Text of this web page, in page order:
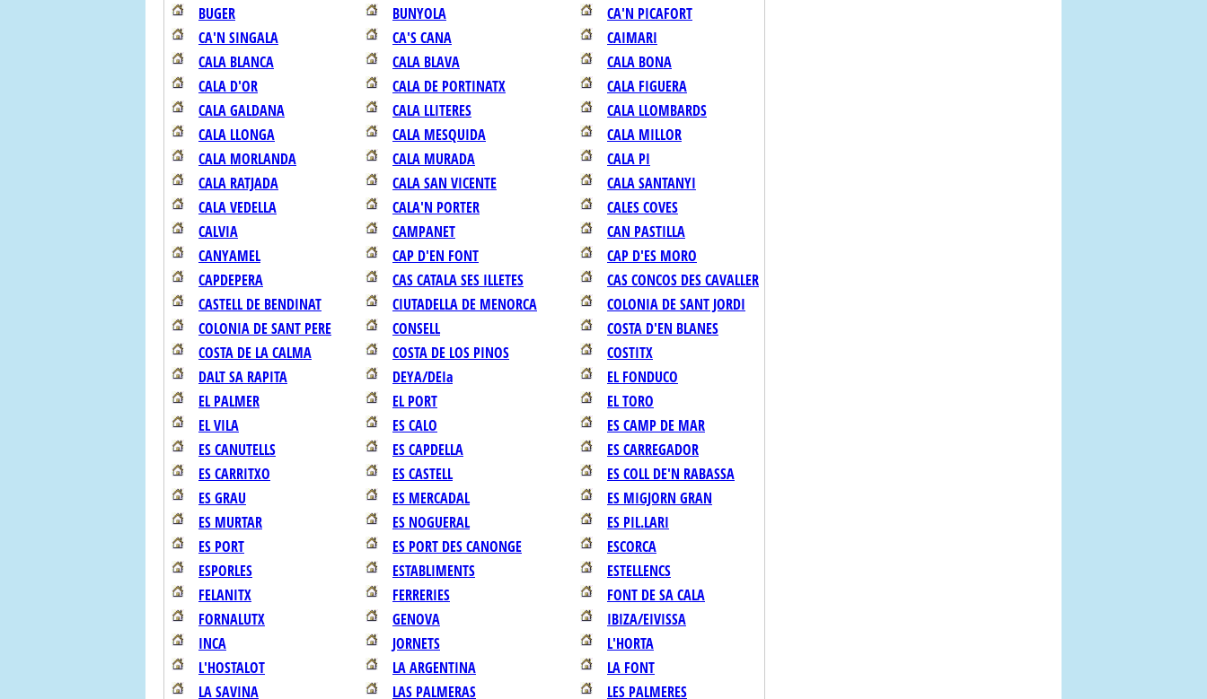
BUGER
BUNYOLA
CA'N PICAFORT
CA'N SINGALA
CA'S CANA
CAIMARI
CALA BLANCA
CALA BLAVA
CALA BONA
CALA D'OR
CALA DE PORTINATX
CALA FIGUERA
CALA GALDANA
CALA LLITERES
CALA LLOMBARDS
CALA LLONGA
CALA MESQUIDA
CALA MILLOR
CALA MORLANDA
CALA MURADA
CALA PI
CALA RATJADA
CALA SAN VICENTE
CALA SANTANYI
CALA VEDELLA
CALA'N PORTER
CALES COVES
CALVIA
CAMPANET
CAN PASTILLA
CANYAMEL
CAP D'EN FONT
CAP D'ES MORO
CAPDEPERA
CAS CATALA SES ILLETES
CAS CONCOS DES CAVALLER
CASTELL DE BENDINAT
CIUTADELLA DE MENORCA
COLONIA DE SANT JORDI
COLONIA DE SANT PERE
CONSELL
COSTA D'EN BLANES
COSTA DE LA CALMA
COSTA DE LOS PINOS
COSTITX
DALT SA RAPITA
DEYA/DEIa
EL FONDUCO
EL PALMER
EL PORT
EL TORO
EL VILA
ES CALO
ES CAMP DE MAR
ES CANUTELLS
ES CAPDELLA
ES CARREGADOR
ES CARRITXO
ES CASTELL
ES COLL DE'N RABASSA
ES GRAU
ES MERCADAL
ES MIGJORN GRAN
ES MURTAR
ES NOGUERAL
ES PIL.LARI
ES PORT
ES PORT DES CANONGE
ESCORCA
ESPORLES
ESTABLIMENTS
ESTELLENCS
FELANITX
FERRERIES
FONT DE SA CALA
FORNALUTX
GENOVA
IBIZA/EIVISSA
INCA
JORNETS
L'HORTA
L'HOSTALOT
LA ARGENTINA
LA FONT
LA SAVINA
LAS PALMERAS
LES PALMERES